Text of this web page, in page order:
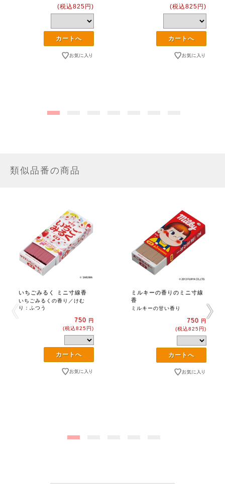
(税込825円) (税込825円)
類似品番の商品
いちごみるく ミニ寸線香
いちごみるくの香り／けむ
り：ふつう
750 円
(税込825円)
ミルキーの香りのミニ寸線
香
ミルキーの甘い香り
750 円
(税込825円)